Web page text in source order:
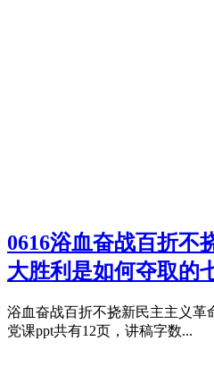
0616浴血奋战百折不
大胜利是如何夺取的
浴血奋战百折不挠新民主主义革
党课ppt共有12页，讲稿字数...